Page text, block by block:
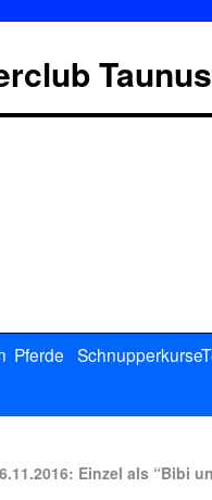
Pferde Schnupperkurse
Einzel als “Bibi